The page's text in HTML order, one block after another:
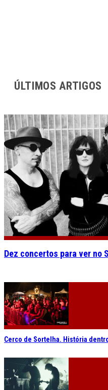
ÚLTIMOS ARTIGOS
Dez concertos para ver no
Cerco de Sortelha. História